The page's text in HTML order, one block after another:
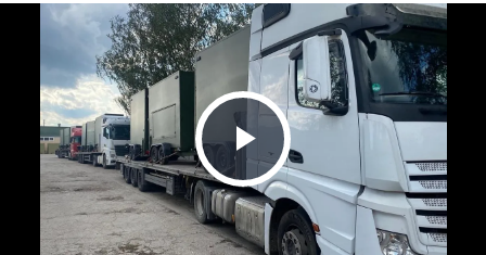
Play Video